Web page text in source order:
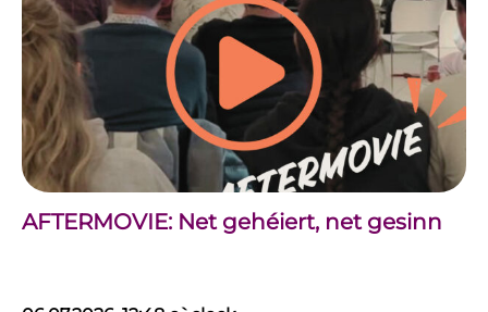
AFTERMOVIE: Net gehéiert, net gesinn